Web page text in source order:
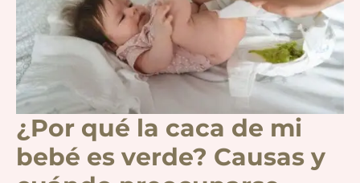
¿Por qué la caca de mi
bebé es verde? Causas y
es
verde?
Causas
y
cuándo
preocuparse